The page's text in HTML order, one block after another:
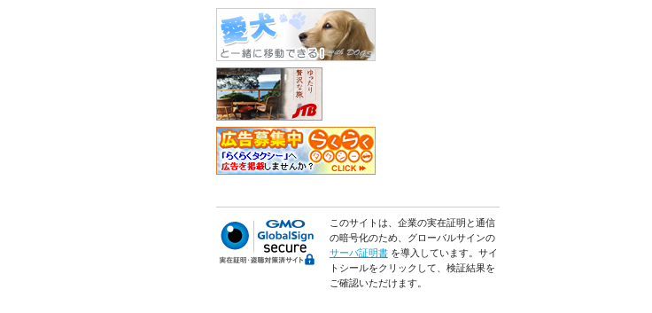
このサイトは、企業の実在証明と通信
の暗号化のため、グローバルサインの
サーバ証明書 を導入しています。サイ
トシールをクリックして、検証結果を
ご確認いただけます。